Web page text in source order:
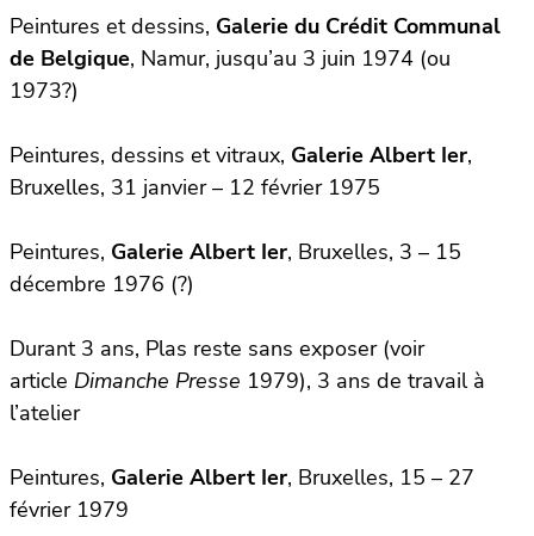
Peintures et dessins, Galerie du Crédit Communal
de Belgique, Namur, jusqu’au 3 juin 1974 (ou
1973?)
Peintures, dessins et vitraux, Galerie Albert Ier,
Bruxelles, 31 janvier – 12 février 1975
Peintures, Galerie Albert Ier, Bruxelles, 3 – 15
décembre 1976 (?)
Durant 3 ans, Plas reste sans exposer (voir
article Dimanche Presse 1979), 3 ans de travail à
l’atelier
Peintures, Galerie Albert Ier, Bruxelles, 15 – 27
février 1979